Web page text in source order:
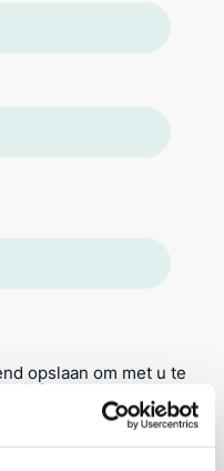
opslaan om met u te
informatie.